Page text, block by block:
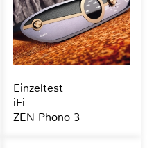
Einzeltest
iFi
ZEN Phono 3